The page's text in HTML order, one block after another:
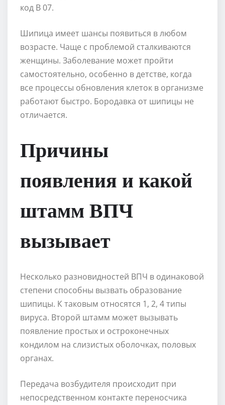
код В 07.
Шипица имеет шансы появиться в любом
возрасте. Чаще с проблемой сталкиваются
женщины. Заболевание может пройти
самостоятельно, особенно в детстве, когда
все процессы обновления клеток в организме
работают быстро. Бородавка от шипицы не
отличается.
Причины
появления и какой
штамм ВПЧ
вызывает
Несколько разновидностей ВПЧ в одинаковой
степени способны вызвать образование
шипицы. К таковым относятся 1, 2, 4 типы
вируса. Второй штамм может вызывать
появление простых и остроконечных
кондилом на слизистых оболочках, половых
органах.
Передача возбудителя происходит при
непосредственном контакте переносчика